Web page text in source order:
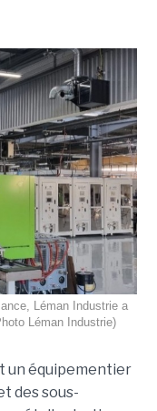
Léman Industrie a
Léman Industrie)
un équipementier
des sous-